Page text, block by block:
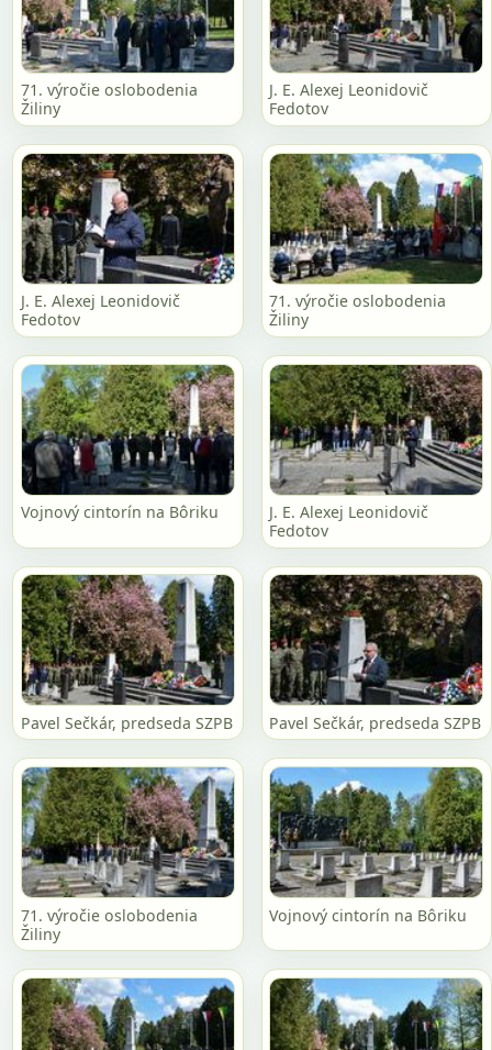
71. výročie oslobodenia
Žiliny
J. E. Alexej Leonidovič
Fedotov
J. E. Alexej Leonidovič
Fedotov
71. výročie oslobodenia
Žiliny
Vojnový cintorín na Bôriku
J. E. Alexej Leonidovič
Fedotov
Pavel Sečkár, predseda SZPB Pavel Sečkár, predseda SZPB
71. výročie oslobodenia
Žiliny
Vojnový cintorín na Bôriku